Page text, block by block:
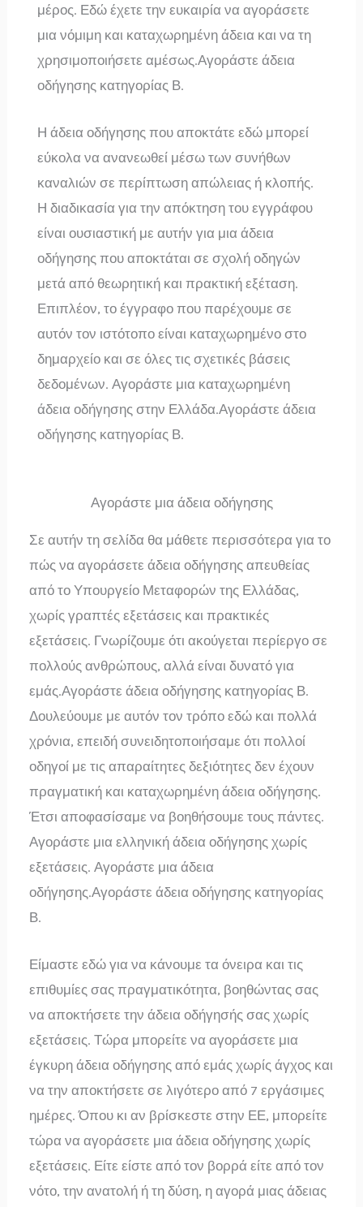
μέρος. Εδώ έχετε την ευκαιρία να αγοράσετε
μια νόμιμη και καταχωρημένη άδεια και να τη
χρησιμοποιήσετε αμέσως.Αγοράστε άδεια
οδήγησης κατηγορίας Β.
Η άδεια οδήγησης που αποκτάτε εδώ μπορεί
εύκολα να ανανεωθεί μέσω των συνήθων
καναλιών σε περίπτωση απώλειας ή κλοπής.
Η διαδικασία για την απόκτηση του εγγράφου
είναι ουσιαστική με αυτήν για μια άδεια
οδήγησης που αποκτάται σε σχολή οδηγών
μετά από θεωρητική και πρακτική εξέταση.
Επιπλέον, το έγγραφο που παρέχουμε σε
αυτόν τον ιστότοπο είναι καταχωρημένο στο
δημαρχείο και σε όλες τις σχετικές βάσεις
δεδομένων. Αγοράστε μια καταχωρημένη
άδεια οδήγησης στην Ελλάδα.Αγοράστε άδεια
οδήγησης κατηγορίας Β.
Αγοράστε μια άδεια οδήγησης
Σε αυτήν τη σελίδα θα μάθετε περισσότερα για το
πώς να αγοράσετε άδεια οδήγησης απευθείας
από το Υπουργείο Μεταφορών της Ελλάδας,
χωρίς γραπτές εξετάσεις και πρακτικές
εξετάσεις. Γνωρίζουμε ότι ακούγεται περίεργο σε
πολλούς ανθρώπους, αλλά είναι δυνατό για
εμάς.Αγοράστε άδεια οδήγησης κατηγορίας Β.
Δουλεύουμε με αυτόν τον τρόπο εδώ και πολλά
χρόνια, επειδή συνειδητοποιήσαμε ότι πολλοί
οδηγοί με τις απαραίτητες δεξιότητες δεν έχουν
πραγματική και καταχωρημένη άδεια οδήγησης.
Έτσι αποφασίσαμε να βοηθήσουμε τους πάντες.
Αγοράστε μια ελληνική άδεια οδήγησης χωρίς
εξετάσεις. Αγοράστε μια άδεια
οδήγησης.Αγοράστε άδεια οδήγησης κατηγορίας
Β.
Είμαστε εδώ για να κάνουμε τα όνειρα και τις
επιθυμίες σας πραγματικότητα, βοηθώντας σας
να αποκτήσετε την άδεια οδήγησής σας χωρίς
εξετάσεις. Τώρα μπορείτε να αγοράσετε μια
έγκυρη άδεια οδήγησης από εμάς χωρίς άγχος και
να την αποκτήσετε σε λιγότερο από 7 εργάσιμες
ημέρες. Όπου κι αν βρίσκεστε στην ΕΕ, μπορείτε
τώρα να αγοράσετε μια άδεια οδήγησης χωρίς
εξετάσεις. Είτε είστε από τον βορρά είτε από τον
νότο, την ανατολή ή τη δύση, η αγορά μιας άδειας